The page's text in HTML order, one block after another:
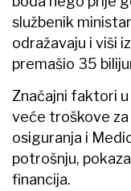
službenik
odražavaju i viši
premašio 35
Značajni faktori
veće troškove
osiguranja i
potrošnju,
financija.